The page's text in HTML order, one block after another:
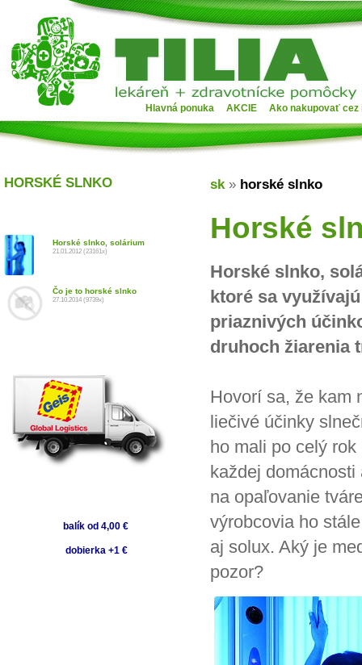
Hlavná ponuka AKCIE Ako nakupovať cez
sk» horské slnko
Horské
Horské slnko,
ktoré sa
priaznivých
druhoch žiarenia
Hovorí sa, že kam
liečivé účinky
ho mali po celý
každej
na opaľovanie
výrobcovia ho
aj solux. Aký je
pozor?
HORSKÉ SLNKO
Horské slnko, solárium
21.01.2012 (23161x)
Čo je to horské slnko
27.10.2014 (9739x)
balík od 4,00 €
dobierka +1 €